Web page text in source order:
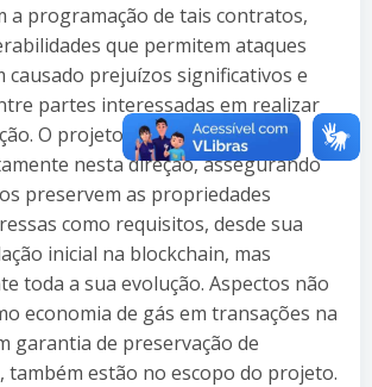
a programação de tais contratos,
que permitem ataques
causado prejuízos significativos e
partes interessadas em realizar
O projeto em questão visa
nesta direção, assegurando
preservem as propriedades
como requisitos, desde sua
inicial na blockchain, mas
toda a sua evolução. Aspectos não
economia de gás em transações na
garantia de preservação de
também estão no escopo do projeto.